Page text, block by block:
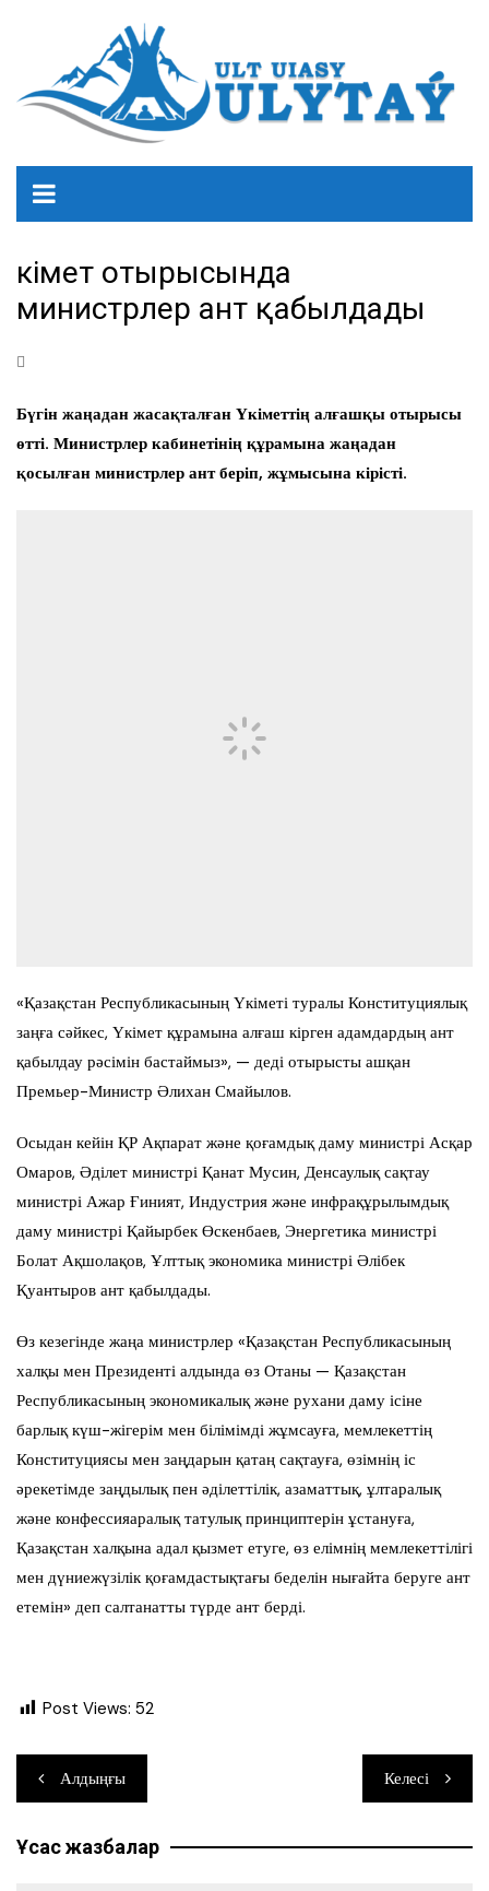
Үкімет отырысында
министрлер ант қабылдады
Бүгін жаңадан жасақталған Үкіметтің алғашқы отырысы
өтті. Министрлер кабинетінің құрамына жаңадан
қосылған министрлер ант беріп, жұмысына кірісті.
«Қазақстан Республикасының Үкіметі туралы Конституциялық
заңға сәйкес, Үкімет құрамына алғаш кірген адамдардың ант
қабылдау рәсімін бастаймыз», — деді отырысты ашқан
Премьер-Министр Әлихан Смайылов.
Осыдан кейін ҚР Ақпарат және қоғамдық даму министрі Асқар
Омаров, Әділет министрі Қанат Мусин, Денсаулық сақтау
министрі Ажар Ғиният, Индустрия және инфрақұрылымдық
даму министрі Қайырбек Өскенбаев, Энергетика министрі
Болат Ақшолақов, Ұлттық экономика министрі Әлібек
Қуантыров ант қабылдады.
Өз кезегінде жаңа министрлер «Қазақстан Республикасының
халқы мен Президенті алдында өз Отаны — Қазақстан
Республикасының экономикалық және рухани даму ісіне
барлық күш-жігерім мен білімімді жұмсауға, мемлекеттің
Конституциясы мен заңдарын қатаң сақтауға, өзімнің іс
әрекетімде заңдылық пен әділеттілік, азаматтық, ұлтаралық
және конфессияаралық татулық принциптерін ұстануға,
Қазақстан халқына адал қызмет етуге, өз елімнің мемлекеттілігі
мен дүниежүзілік қоғамдастықтағы беделін нығайта беруге ант
етемін» деп салтанатты түрде ант берді.
Post Views: 52
Навигация
по
записям
Алдыңғы Келесі
Ұқсас жазбалар